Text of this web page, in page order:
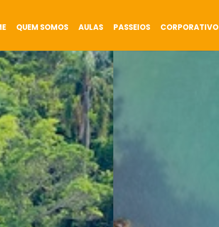
QUEM SOMOS AULAS PASSEIOS CORPORATIVO